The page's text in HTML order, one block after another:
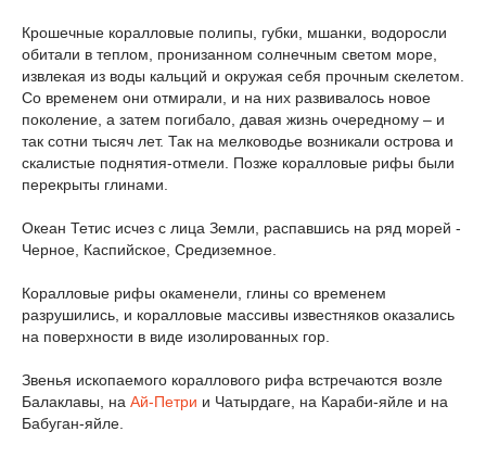
Крошечные коралловые полипы, губки, мшанки, водоросли
обитали в теплом, пронизанном солнечным светом море,
извлекая из воды кальций и окружая себя прочным скелетом.
Со временем они отмирали, и на них развивалось новое
поколение, а затем погибало, давая жизнь очередному – и
так сотни тысяч лет. Так на мелководье возникали острова и
скалистые поднятия-отмели. Позже коралловые рифы были
перекрыты глинами.
Океан Тетис исчез с лица Земли, распавшись на ряд морей -
Черное, Каспийское, Средиземное.
Коралловые рифы окаменели, глины со временем
разрушились, и коралловые массивы известняков оказались
на поверхности в виде изолированных гор.
Звенья ископаемого кораллового рифа встречаются возле
Балаклавы, на Ай-Петри и Чатырдаге, на Караби-яйле и на
Бабуган-яйле.